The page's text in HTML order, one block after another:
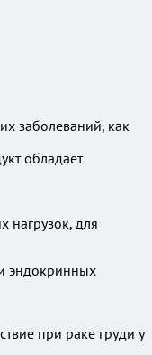
заболеваний, как
обладает
нагрузок, для
эндокринных
при раке груди у